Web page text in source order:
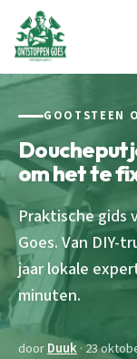
GOOTSTEEN
om het te
Praktische gids
Goes. Van DIY-
jaar lokale
minuten.
doorDuuk· 23